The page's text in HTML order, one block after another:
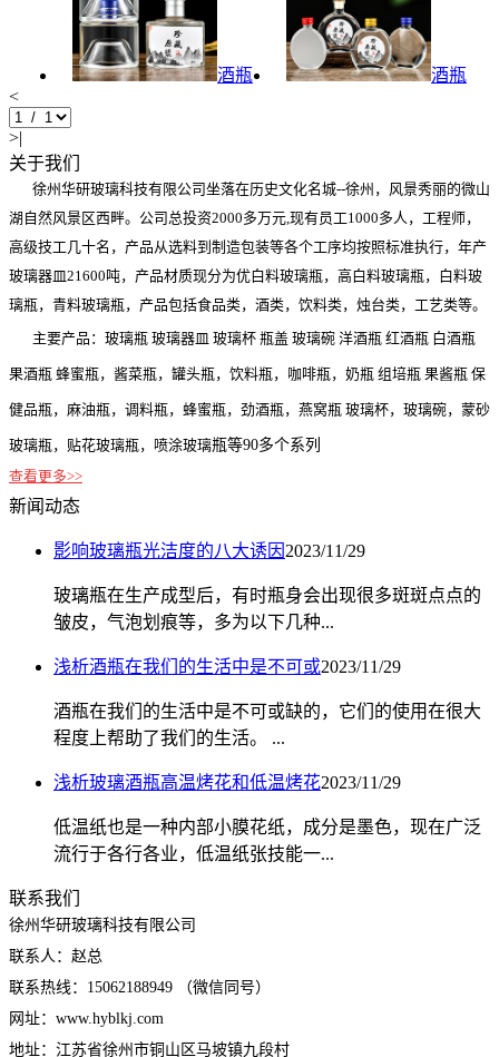
酒瓶 酒瓶
<
>|
关于我们
徐州华研玻璃科技有限公司坐落在历史文化名城--徐州，风景秀丽的微山
湖自然风景区西畔。公司总投资2000多万元,现有员工1000多人，工程师，
高级技工几十名，产品从选料到制造包装等各个工序均按照标准执行，年产
玻璃器皿21600吨，产品材质现分为优白料玻璃瓶，高白料玻璃瓶，白料玻
璃瓶，青料玻璃瓶，产品包括食品类，酒类，饮料类，烛台类，工艺类等。
主要产品：玻璃瓶 玻璃器皿 玻璃杯 瓶盖 玻璃碗 洋酒瓶 红酒瓶 白酒瓶
果酒瓶 蜂蜜瓶，酱菜瓶，罐头瓶，饮料瓶，咖啡瓶，奶瓶 组培瓶 果酱瓶 保
健品瓶，麻油瓶，调料瓶，蜂蜜瓶，劲酒瓶，燕窝瓶 玻璃杯，玻璃碗，蒙砂
玻璃瓶，贴花玻璃瓶，喷涂玻璃瓶等90多个系列
查看更多>>
新闻动态
影响玻璃瓶光洁度的八大诱因 2023/11/29
玻璃瓶在生产成型后，有时瓶身会出现很多斑斑点点的
皱皮，气泡划痕等，多为以下几种...
浅析酒瓶在我们的生活中是不可或2023/11/29
酒瓶在我们的生活中是不可或缺的，它们的使用在很大
程度上帮助了我们的生活。 ...
浅析玻璃酒瓶高温烤花和低温烤花2023/11/29
低温纸也是一种内部小膜花纸，成分是墨色，现在广泛
流行于各行各业，低温纸张技能一...
联系我们
徐州华研玻璃科技有限公司
联系人：赵总
联系热线：15062188949 （微信同号）
网址：www.hyblkj.com
地址：江苏省徐州市铜山区马坡镇九段村